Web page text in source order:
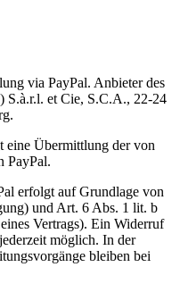
via PayPal. Anbieter des
S.à.r.l. et Cie, S.C.A., 22-24
eine Übermittlung der von
PayPal.
erfolgt auf Grundlage von
und Art. 6 Abs. 1 lit. b
Vertrags). Ein Widerruf
möglich. In der
bleiben bei